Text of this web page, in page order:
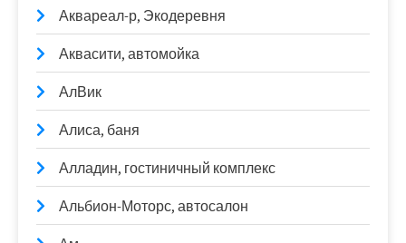
Аквареал-р, Экодеревня
Аквасити, автомойка
АлВик
Алиса, баня
Алладин, гостиничный комплекс
Альбион-Моторс, автосалон